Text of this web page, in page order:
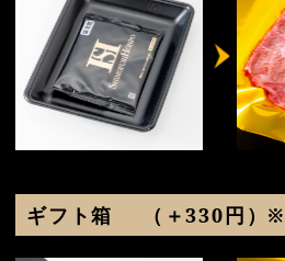
ギフト箱 （＋330円